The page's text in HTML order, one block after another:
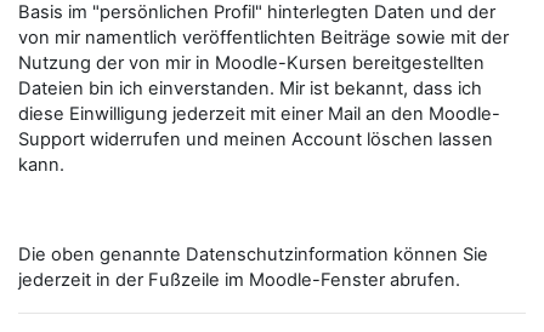
Basis im "persönlichen Profil" hinterlegten Daten und der
von mir namentlich veröffentlichten Beiträge sowie mit der
Nutzung der von mir in Moodle-Kursen bereitgestellten
Dateien bin ich einverstanden. Mir ist bekannt, dass ich
diese Einwilligung jederzeit mit einer Mail an den Moodle-
Support widerrufen und meinen Account löschen lassen
kann.
Die oben genannte Datenschutzinformation können Sie
jederzeit in der Fußzeile im Moodle-Fenster abrufen.